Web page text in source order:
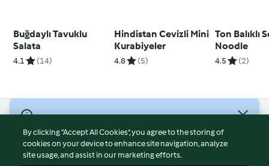
Buğdaylı Tavuklu
Salata
4.1 (14)
Hindistan Cevizli Mini
Kurabiyeler
4.8 (5)
Ton Balıklı
Noodle
4.5 (2)
Hizmet Koşulları
Gizlilik Politikası
By clicking “Accept All Cookies”, you agree to the storing of
cookies on your device to enhance site navigation, analyze
site usage, and assist in our marketing efforts.